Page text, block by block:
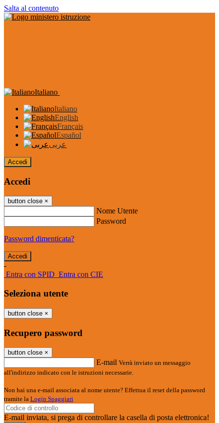
Salta al contenuto
Italiano
Italiano
English
Français
Español
عربى
Accedi
Accedi
button close ×
Nome Utente
Password
Password dimenticata?
-
Entra con SPID Entra con CIE
Seleziona utente
button close ×
Recupero password
button close ×
E-mail Verrà inviato un messaggio
all'indirizzo indicato con le istruzioni necessarie.
Non hai una e-mail associata al nome utente? Effettua il reset della password
tramite la Login Spaggiari
E-mail inviata, si prega di controllare la casella di posta elettronica!